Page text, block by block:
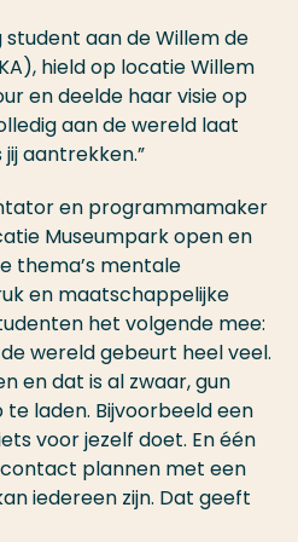
student aan de Willem de
hield op locatie Willem
en deelde haar visie op
aan de wereld laat
jij aantrekken.”
en programmamaker
Museumpark open en
thema’s mentale
en maatschappelijke
het volgende mee:
wereld gebeurt heel veel.
en dat is al zwaar, gun
laden. Bijvoorbeeld een
voor jezelf doet. En één
plannen met een
iedereen zijn. Dat geeft